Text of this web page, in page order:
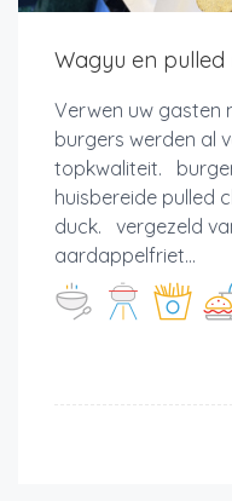
Wagyu en
Verwen uw
burgers werden al
topkwaliteit.
huisbereide pulled
duck. vergezeld
aardappelfriet...